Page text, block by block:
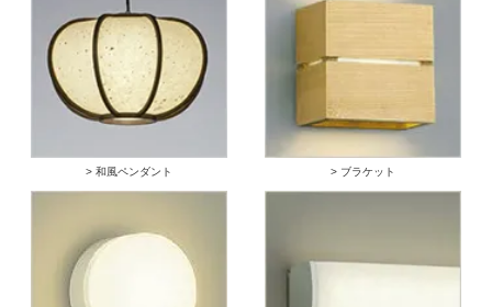
> 和風ペンダント > ブラケット